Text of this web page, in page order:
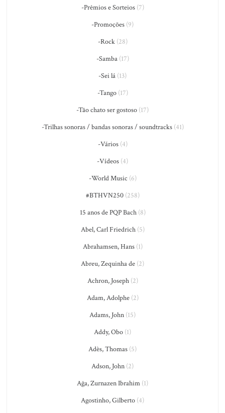
-Prêmios e Sorteios(7)
-Promoções (9)
-Rock(28)
-Samba(17)
-Sei lá (13)
-Tango(17)
-Tão chato ser gostoso (17)
-Trilhas sonoras / bandas sonoras / soundtracks(41)
-Vários(4)
-Vídeos (4)
-World Music (6)
#BTHVN250(258)
15 anos de PQP Bach(8)
Abel, Carl Friedrich(5)
Abrahamsen, Hans(1)
Abreu, Zequinha de (2)
Achron, Joseph(2)
Adam, Adolphe(2)
Adams, John (15)
Addy, Obo (1)
Adès, Thomas (5)
Adson, John (2)
Ağa, Zurnazen Ibrahim (1)
Agostinho, Gilberto (4)